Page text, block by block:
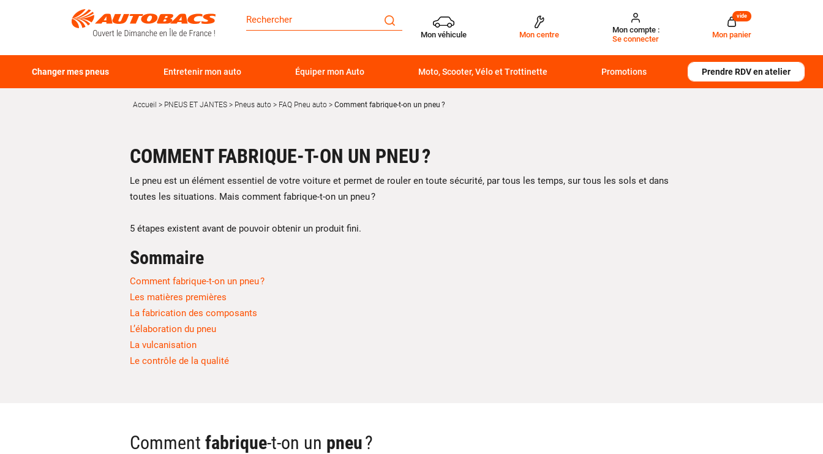
Mon véhicule Mon centre
Mon compte :
Se connecter
Mon panier
vide
Changer mes pneus Entretenir mon auto Équiper mon Auto Moto, Scooter, Vélo et Trottinette Promotions Prendre RDV en atelier
Accueil PNEUS ET JANTES Pneus auto FAQ Pneu auto Comment fabrique-t-on un pneu ?
COMMENT FABRIQUE-T-ON UN PNEU ?
Le pneu est un élément essentiel de votre voiture et permet de rouler en toute sécurité, par tous les temps, sur tous les sols et dans
toutes les situations. Mais comment fabrique-t-on un pneu ?
5 étapes existent avant de pouvoir obtenir un produit fini.
Sommaire
Comment fabrique-t-on un pneu ?
Les matières premières
La fabrication des composants
L’élaboration du pneu
La vulcanisation
Le contrôle de la qualité
Comment fabrique-t-on un pneu?